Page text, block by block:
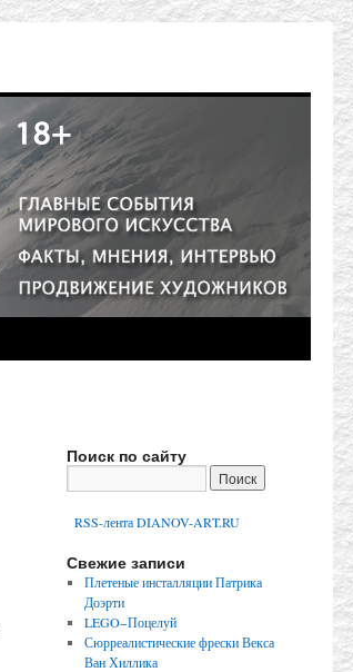
Поиск по сайту
RSS-лента DIANOV-ART.RU
Свежие записи
Плетеные инсталляции Патрика
Доэрти
LEGO−Поцелуй
Сюрреалистические фрески Векса
Ван Хиллика